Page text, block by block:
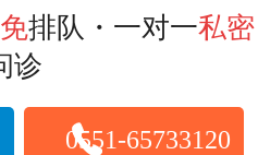
免排队・一对一私密
诊
0551-65733120